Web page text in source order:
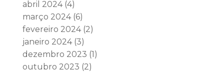
abril 2024(4)
março 2024(6)
fevereiro 2024(2)
janeiro 2024(3)
dezembro 2023 (1)
outubro 2023 (2)